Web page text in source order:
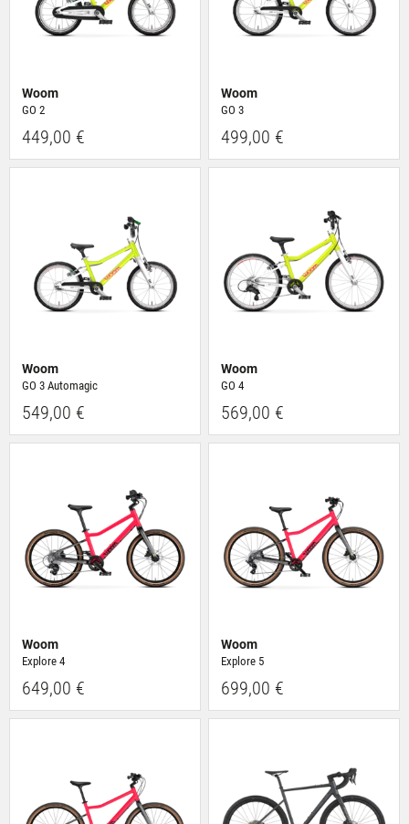
Woom
GO 2
449,00 €
Woom
GO 3
499,00 €
Woom
GO 3 Automagic
549,00 €
Woom
GO 4
569,00 €
Woom
Explore 4
649,00 €
Woom
Explore 5
699,00 €